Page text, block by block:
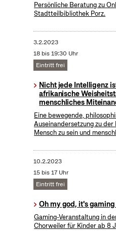
Persönliche Beratung zu
Stadtteilbibliothek Porz.
3.2.2023
18 bis 19:30 Uhr
Eintritt frei
Nicht jede Intelligenz
afrikanische
menschliches
Eine bewegende,
Auseinandersetzung zu der
Mensch zu sein und
10.2.2023
15 bis 17 Uhr
Eintritt frei
Oh my god, it's
Gaming-Veranstaltung in
Chorweiler für Kinder ab 8